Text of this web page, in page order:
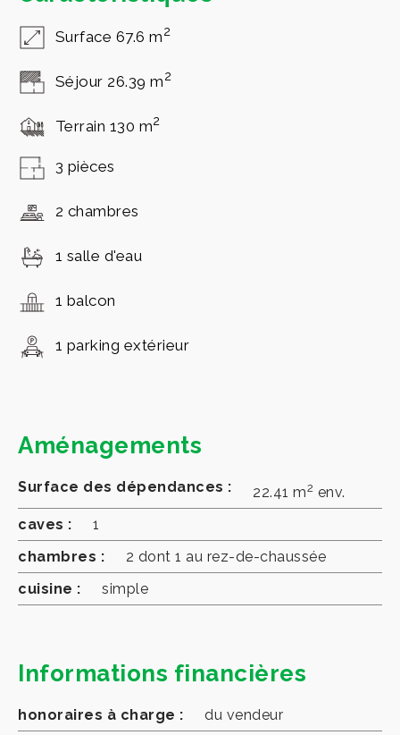
Surface 67.6 m2
Séjour 26.39 m2
Terrain 130 m2
3 pièces
2 chambres
1 salle d'eau
1 balcon
1 parking extérieur
Aménagements
Surface des dépendances : 22.41 m2 env.
caves :
1
chambres :
2 dont 1 au rez-de-chaussée
cuisine :
simple
Informations financières
honoraires à charge :
du vendeur